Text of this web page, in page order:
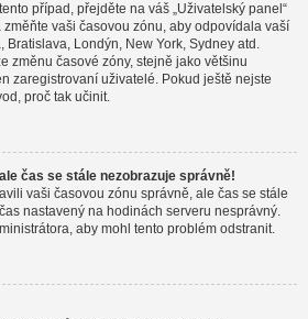
případ, přejděte na váš „Uživatelský panel“
změňte vaši časovou zónu, aby odpovídala vaší
Bratislava, Londýn, New York, Sydney atd.
změnu časové zóny, stejně jako většinu
zaregistrovaní uživatelé. Pokud ještě nejste
proč tak učinit.
čas se stále nezobrazuje správně!
vaši časovou zónu správně, ale čas se stále
nastavený na hodinách serveru nesprávný.
aby mohl tento problém odstranit.